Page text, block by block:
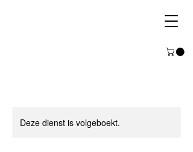
Deze dienst is volgeboekt.